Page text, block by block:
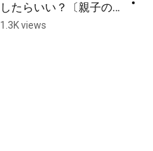
したらいい？〔親子の
歯みがき応援〕
1.3K views